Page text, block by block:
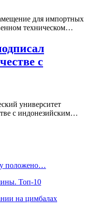
для импортных
техническом…
с
университет
с индонезийским…
положено…
Топ-10
на цимбалах